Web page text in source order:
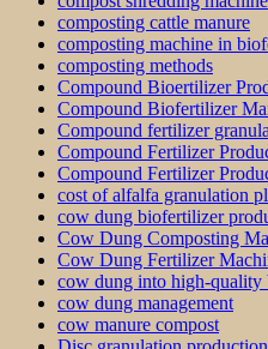
composting cattle manure
composting machine in
composting methods
Compound Bioertilizer
Compound Biofertilizer
Compound fertilizer
Compound Fertilizer
Compound Fertilizer
cost of alfalfa granulation
cow dung biofertilizer
Cow Dung Composting
Cow Dung Fertilizer
cow dung into high-quality
cow dung management
cow manure compost